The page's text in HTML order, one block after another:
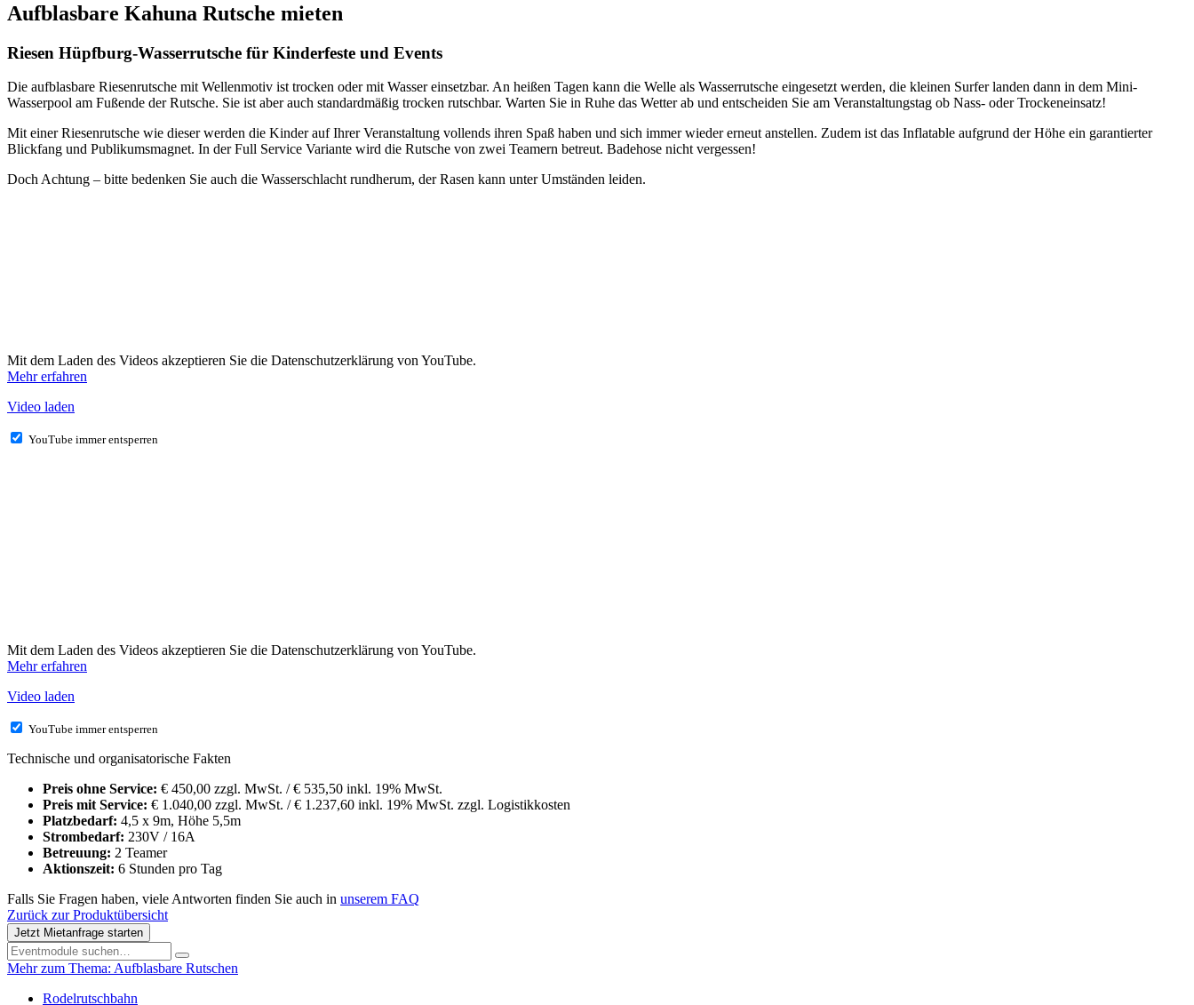
Aufblasbare Kahuna Rutsche mieten
Riesen Hüpfburg-Wasserrutsche für Kinderfeste und Events
Die aufblasbare Riesenrutsche mit Wellenmotiv ist trocken oder mit Wasser einsetzbar. An heißen Tagen kann die Welle als Wasserrutsche eingesetzt werden, die kleinen Surfer landen dann in dem Mini-
Wasserpool am Fußende der Rutsche. Sie ist aber auch standardmäßig trocken rutschbar. Warten Sie in Ruhe das Wetter ab und entscheiden Sie am Veranstaltungstag ob Nass- oder Trockeneinsatz!
Mit einer Riesenrutsche wie dieser werden die Kinder auf Ihrer Veranstaltung vollends ihren Spaß haben und sich immer wieder erneut anstellen. Zudem ist das Inflatable aufgrund der Höhe ein garantierter
Blickfang und Publikumsmagnet. In der Full Service Variante wird die Rutsche von zwei Teamern betreut. Badehose nicht vergessen!
Doch Achtung – bitte bedenken Sie auch die Wasserschlacht rundherum, der Rasen kann unter Umständen leiden.
Mit dem Laden des Videos akzeptieren Sie die Datenschutzerklärung von YouTube.
Mehr erfahren
Video laden
YouTube immer entsperren
Mit dem Laden des Videos akzeptieren Sie die Datenschutzerklärung von YouTube.
Mehr erfahren
Video laden
YouTube immer entsperren
Technische und organisatorische Fakten
Preis ohne Service: € 450,00 zzgl. MwSt. / € 535,50 inkl. 19% MwSt.
Preis mit Service: € 1.040,00 zzgl. MwSt. / € 1.237,60 inkl. 19% MwSt. zzgl. Logistikkosten
Platzbedarf: 4,5 x 9m, Höhe 5,5m
Strombedarf: 230V / 16A
Betreuung: 2 Teamer
Aktionszeit: 6 Stunden pro Tag
Falls Sie Fragen haben, viele Antworten finden Sie auch in unserem FAQ
Zurück zur Produktübersicht
Jetzt Mietanfrage starten
Mehr zum Thema: Aufblasbare Rutschen
Rodelrutschbahn